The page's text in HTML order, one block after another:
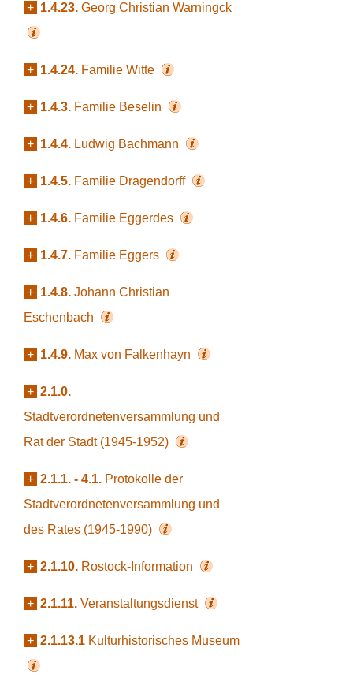
+ 1.4.23. Georg Christian Warningck
+ 1.4.24. Familie Witte
+ 1.4.3. Familie Beselin
+ 1.4.4. Ludwig Bachmann
+ 1.4.5. Familie Dragendorff
+ 1.4.6. Familie Eggerdes
+ 1.4.7. Familie Eggers
+ 1.4.8. Johann Christian
Eschenbach
+ 1.4.9. Max von Falkenhayn
+ 2.1.0.
Stadtverordnetenversammlung und
Rat der Stadt (1945-1952)
+ 2.1.1. - 4.1. Protokolle der
Stadtverordnetenversammlung und
des Rates (1945-1990)
+ 2.1.10. Rostock-Information
+ 2.1.11. Veranstaltungsdienst
+ 2.1.13.1 Kulturhistorisches Museum